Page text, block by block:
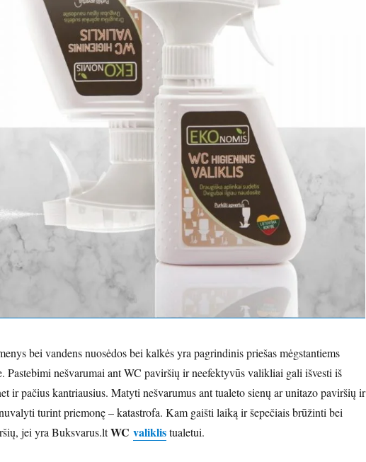
bei vandens nuosėdos bei kalkės yra pagrindinis priešas mėgstantiems
Pastebimi nešvarumai ant WC paviršių ir neefektyvūs valikliai gali išvesti iš
ir pačius kantriausius. Matyti nešvarumus ant tualeto sienų ar unitazo paviršių ir
turint priemonę – katastrofa. Kam gaišti laiką ir šepečiais brūžinti bei
jei yra Buksvarus.ltWC valiklistualetui.